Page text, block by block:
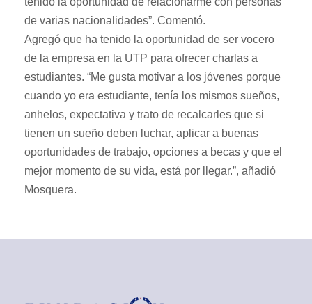
de varias nacionalidades”. Comentó.
Agregó que ha tenido la oportunidad de ser vocero
de la empresa en la UTP para ofrecer charlas a
estudiantes. “Me gusta motivar a los jóvenes porque
cuando yo era estudiante, tenía los mismos sueños,
anhelos, expectativa y trato de recalcarles que si
tienen un sueño deben luchar, aplicar a buenas
oportunidades de trabajo, opciones a becas y que el
mejor momento de su vida, está por llegar.”, añadió
Mosquera.